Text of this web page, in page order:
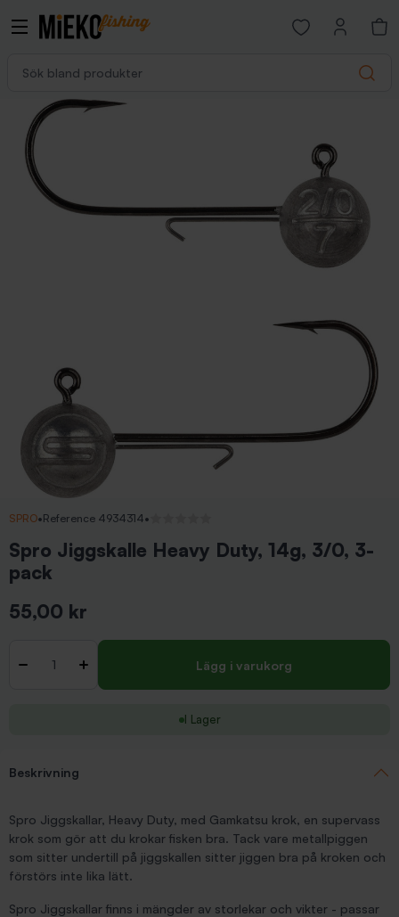
Search
Open favorites
SPRO•Reference 4934314•
Spro Jiggskalle Heavy Duty, 14g, 3/0, 3-
pack
55,00 kr
- + Lägg i varukorg
I Lager
Beskrivning
Spro Jiggskallar, Heavy Duty, med Gamkatsu krok, en supervass
krok som gör att du krokar fisken bra. Tack vare metallpiggen
som sitter undertill på jiggskallen sitter jiggen bra på kroken och
förstörs inte lika lätt.
Spro Jiggskallar finns i mängder av storlekar och vikter - passar